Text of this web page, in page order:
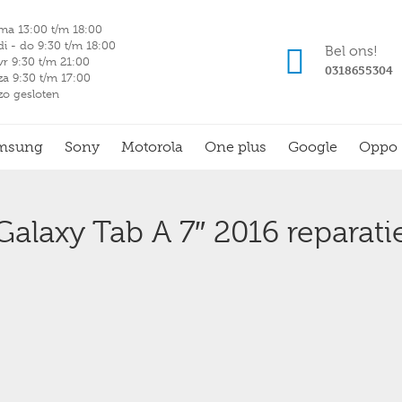
13:00 t/m 18:00
- do 9:30 t/m 18:00
9:30 t/m 21:00
9:30 t/m 17:00
gesloten
Bel ons!
0318655304
Sony Motorola One plus Google Oppo
Tab A 7″ 2016